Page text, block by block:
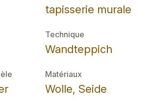
tapisserie murale
Technique
Wandteppich
Matériaux
Wolle, Seide